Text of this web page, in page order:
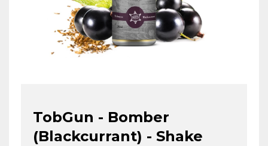
TobGun - Bomber
(Blackcurrant) - Shake